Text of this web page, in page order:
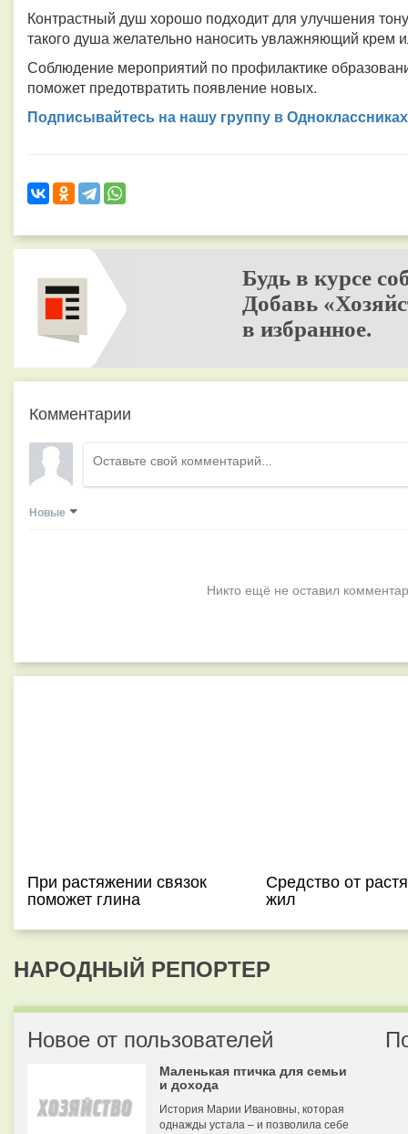
Контрастный душ хорошо подходит для улучшения
такого душа желательно наносить увлажняющий крем
Соблюдение мероприятий по профилактике
поможет предотвратить появление новых.
Подписывайтесь на нашу группу в Одноклассниках
Будь в курсе
Добавь
в избранное.
Комментарии
Новые
Никто ещё не оставил
При растяжении связок
поможет глина
Средство от
жил
НАРОДНЫЙ РЕПОРТЕР
Новое от пользователей
Маленькая птичка для семьи
и дохода
История Марии Ивановны, которая
однажды устала – и позволила себе